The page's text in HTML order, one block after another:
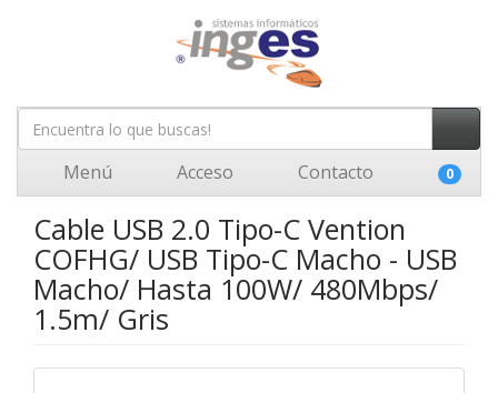
Menú Acceso Contacto 0
Cable USB 2.0 Tipo-C Vention
COFHG/ USB Tipo-C Macho - USB
Macho/ Hasta 100W/ 480Mbps/
1.5m/ Gris